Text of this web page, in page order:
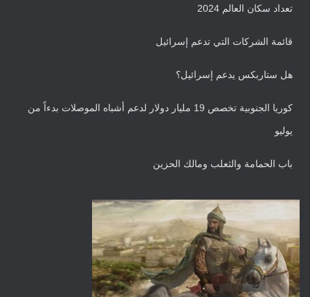
فتعداد سكان العالم 2024
قائمة الشركات التي تدعم إسرائيل
هل ستاربكس يدعم إسرائيل؟
كوريا الجنوبية تخصص 19 مليار دولار لدعم أشباه الموصلات بدءاً من
يوليو
باب الحمامة والثعلب ومالك الحزين